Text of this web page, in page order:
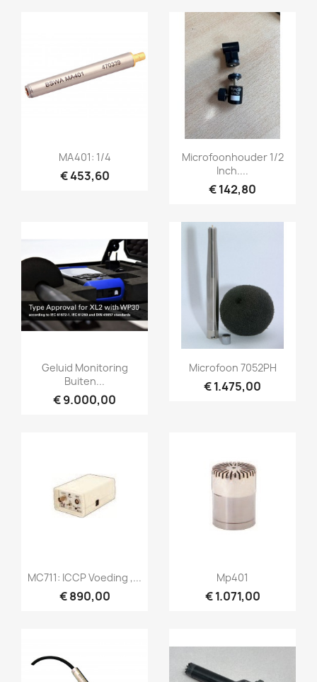
Snel bekijken
MA401: 1/4
€ 453,60
Snel bekijken
Microfoonhouder 1/2
Inch....
€ 142,80
Snel bekijken
Geluid Monitoring
Buiten...
€ 9.000,00
Snel bekijken
Microfoon 7052PH
€ 1.475,00
Snel bekijken
MC711: ICCP Voeding ,...
€ 890,00
Snel bekijken
Mp401
€ 1.071,00